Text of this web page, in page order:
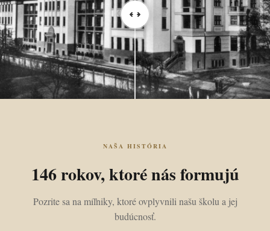
NAŠA HISTÓRIA
146 rokov, ktoré nás formujú
Pozrite sa na míľniky, ktoré ovplyvnili našu školu a jej
budúcnosť.